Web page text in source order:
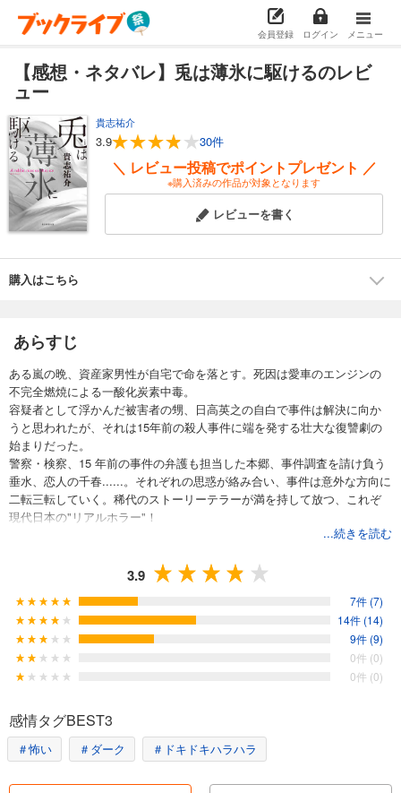
会員登録 ログイン メニュー
【感想・ネタバレ】兎は薄氷に駆けるのレビ
ュー
貴志祐介
3.9 30件
＼ レビュー投稿でポイントプレゼント ／
※購入済みの作品が対象となります
レビューを書く
購入はこちら
あらすじ
ある嵐の晩、資産家男性が自宅で命を落とす。死因は愛車のエンジンの
不完全燃焼による一酸化炭素中毒。
容疑者として浮かんだ被害者の甥、日高英之の自白で事件は解決に向か
うと思われたが、それは15年前の殺人事件に端を発する壮大な復讐劇の
始まりだった。
警察・検察、15 年前の事件の弁護も担当した本郷、事件調査を請け負う
垂水、恋人の千春......。それぞれの思惑が絡み合い、事件は意外な方向に
二転三転していく。稀代のストーリーテラーが満を持して放つ、これぞ
現代日本の"リアルホラー"！
...続きを読む
3.9
7件 (7)
14件 (14)
9件 (9)
0件 (0)
0件 (0)
感情タグBEST3
＃怖い ＃ダーク ＃ドキドキハラハラ